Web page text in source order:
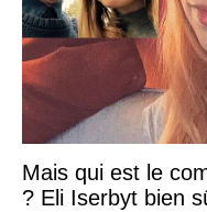
Mais qui est le
? Eli Iserbyt bien